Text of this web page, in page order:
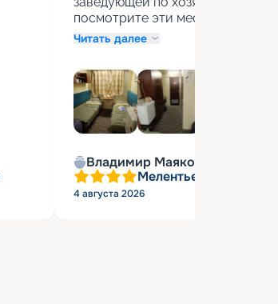
посмотрите эти места в
Читать далее
Владимир Маяковский
Мелентьева Ольга
4 августа 2026